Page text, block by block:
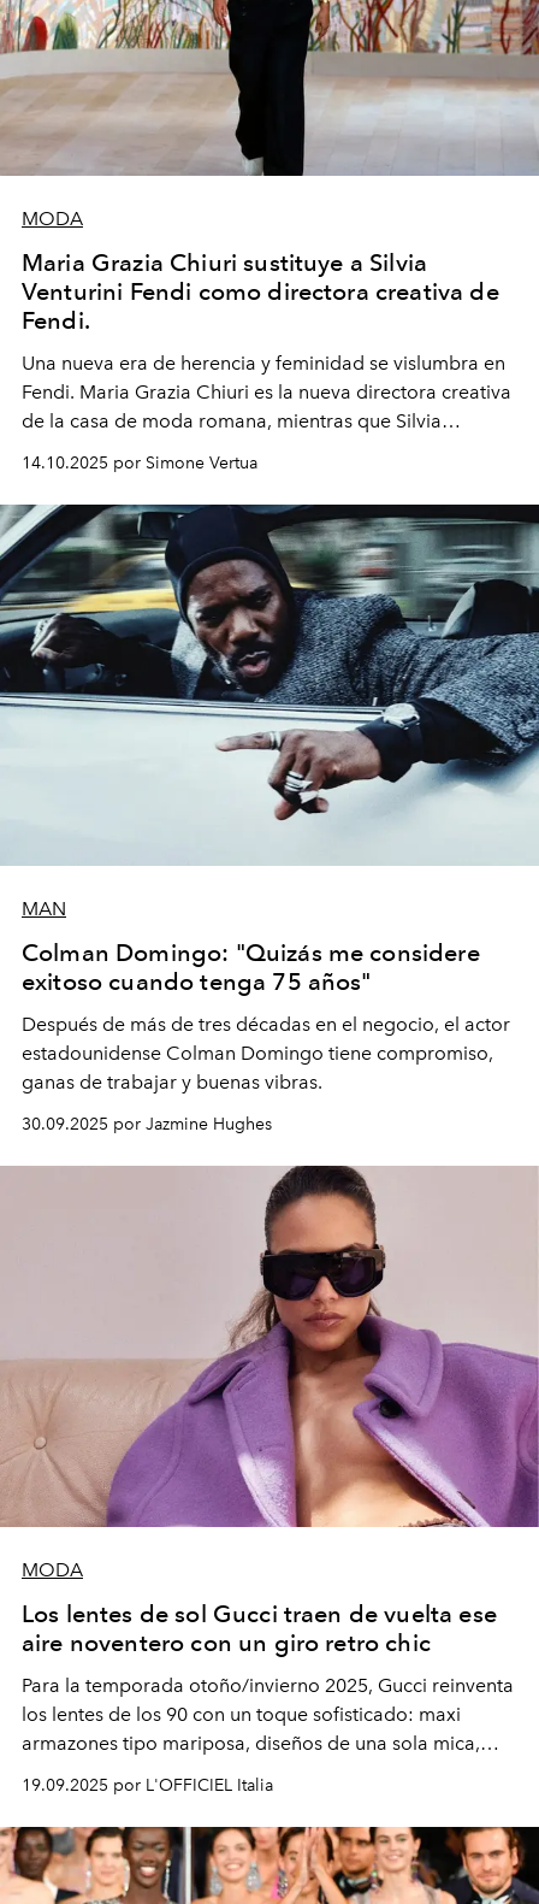
MODA
Maria Grazia Chiuri sustituye a Silvia
Venturini Fendi como directora creativa de
Fendi.
Una nueva era de herencia y feminidad se vislumbra en
Fendi. Maria Grazia Chiuri es la nueva directora creativa
de la casa de moda romana, mientras que Silvia
14.10.2025 por Simone Vertua
MAN
Colman Domingo: "Quizás me considere
exitoso cuando tenga 75 años"
Después de más de tres décadas en el negocio, el actor
estadounidense Colman Domingo tiene compromiso,
ganas de trabajar y buenas vibras.
30.09.2025 por Jazmine Hughes
MODA
Los lentes de sol Gucci traen de vuelta ese
aire noventero con un giro retro chic
Para la temporada otoño/invierno 2025, Gucci reinventa
los lentes de los 90 con un toque sofisticado: maxi
armazones tipo mariposa, diseños de una sola mica,
modelos metálicos ovalados con vibra vintage y
elegantes monturas de acetato graduadas. ¿El detalle
que nunca pierde vigencia? La icónica doble G.
19.09.2025 por L'OFFICIEL Italia